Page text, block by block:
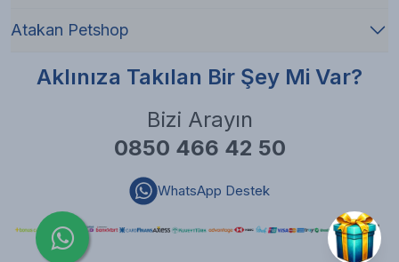
Atakan Petshop
Aklınıza Takılan Bir Şey Mi Var?
Bizi Arayın
0850 466 42 50
WhatsApp Destek